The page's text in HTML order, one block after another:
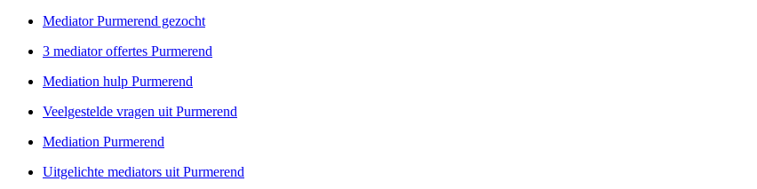
Mediator Purmerend gezocht
3 mediator offertes Purmerend
Mediation hulp Purmerend
Veelgestelde vragen uit Purmerend
Mediation Purmerend
Uitgelichte mediators uit Purmerend